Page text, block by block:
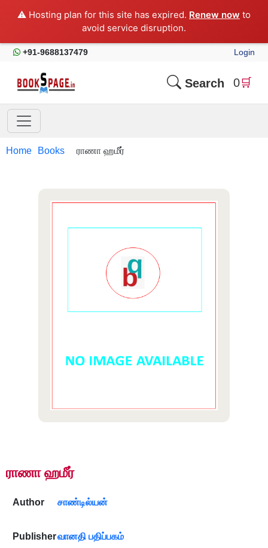
⚠️ Hosting plan for this site has expired. Renew now to
avoid service disruption.
+91-9688137479 Login
Search 0🛒
Home Books ராணா ஹமீர்
ராணா ஹமீர்
Author சாண்டில்யன்
Publisherவானதி பதிப்பகம்